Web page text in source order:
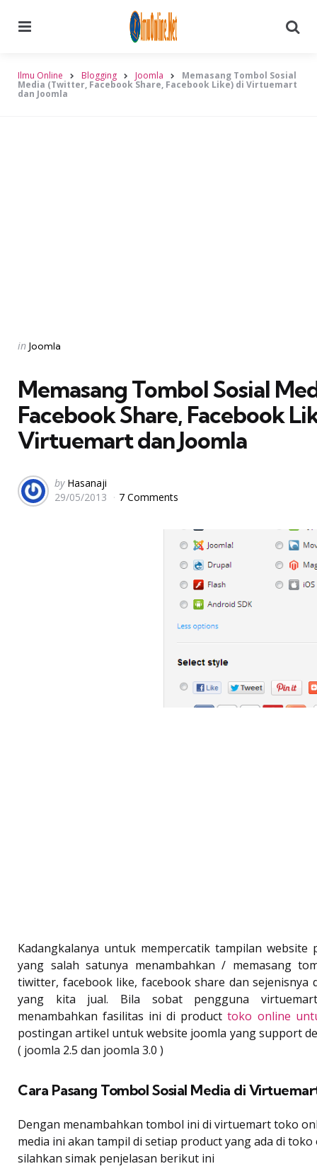
Ilmu Online Blogging Joomla Memasang Tombol Sosial
Media (Twitter, Facebook Share, Facebook Like) di Virtuemart
dan Joomla
Categories
Posted
in Joomla
Memasang Tombol Sosial
Facebook Share, Facebook
Virtuemart dan Joomla
Posted
by
by Hasanaji
29/05/2013
7 Comments
Kadangkalanya untuk mempercatik tampilan
yang salah satunya menambahkan / memasang
tiwitter, facebook like, facebook share dan sejenisnya
yang kita jual. Bila sobat pengguna
menambahkan fasilitas ini di producttoko online
postingan artikel untuk website joomla yang support
( joomla 2.5 dan joomla 3.0 )
Cara Pasang Tombol Sosial Media di
Dengan menambahkan tombol ini di virtuemart toko
media ini akan tampil di setiap product yang ada di
silahkan simak penjelasan berikut ini